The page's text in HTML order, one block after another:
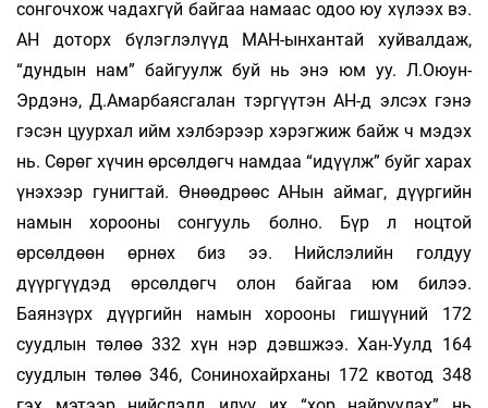
сонгочхож чадахгүй байгаа намаас одоо юу хүлээх вэ.
АН доторх бүлэглэлүүд МАН-ынхантай хуйвалдаж,
“дундын нам” байгуулж буй нь энэ юм уу. Л.Оюун-
Эрдэнэ, Д.Амарбаясгалан тэргүүтэн АН-д элсэх гэнэ
гэсэн цуурхал ийм хэлбэрээр хэрэгжиж байж ч мэдэх
нь. Сөрөг хүчин өрсөлдөгч намдаа “идүүлж” буйг харах
үнэхээр гунигтай. Өнөөдрөөс АНын аймаг, дүүргийн
намын хорооны сонгууль болно. Бүр л ноцтой
өрсөлдөөн өрнөх биз ээ. Нийслэлийн голдуу
дүүргүүдэд өрсөлдөгч олон байгаа юм билээ.
Баянзүрх дүүргийн намын хорооны гишүүний 172
суудлын төлөө 332 хүн нэр дэвшжээ. Хан-Уулд 164
суудлын төлөө 346, Сонинохайрханы 172 квотод 348